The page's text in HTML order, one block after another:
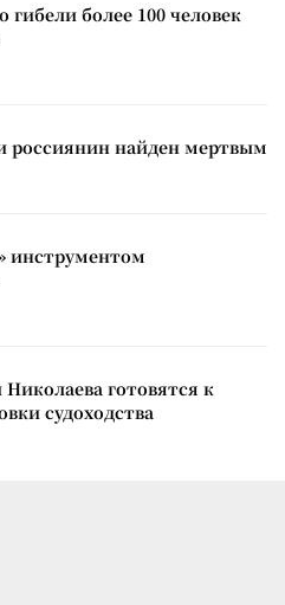
более 100 человек
россиянин найден мертвым
инструментом
готовятся к
судоходства